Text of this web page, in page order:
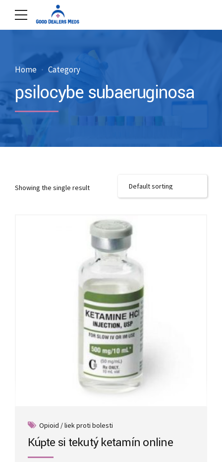
Home Category
psilocybe subaeruginosa
Showing the single result
Opioid / liek proti bolesti
Kúpte si tekutý ketamín online